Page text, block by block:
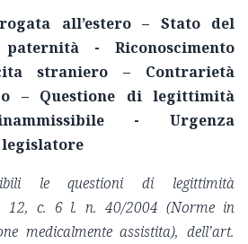
all’estero – Stato del
- Riconoscimento
straniero – Contrarietà
– Questione di legittimità
- Urgenza
le questioni di legittimità
12, c. 6 l. n. 40/2004 (Norme in
medicalmente assistita), dell’art.